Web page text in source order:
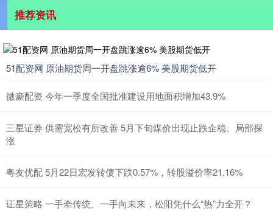
推荐资讯
51配资网 原油期货周一开盘跳涨逾6% 美股期货低开
微豪配资 今年一季度全国批准建设用地面积增加43.9%
三星证券 供需宽松有所改善 5月下旬煤价出现止跌企稳、局部探
涨
粤友优配 5月22日宏发转债下跌0.57%，转股溢价率21.16%
证星策略 一手牵传统、一手向未来，松阳凭什么“热”力全开？